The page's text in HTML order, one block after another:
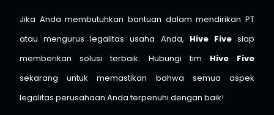
Jika Anda membutuhkan bantuan dalam mendirikan PT
atau mengurus legalitas usaha Anda, Hive Fivesiap
memberikan solusi terbaik. Hubungi tim Hive Five
sekarang untuk memastikan bahwa semua aspek
legalitas perusahaan Anda terpenuhi dengan baik!